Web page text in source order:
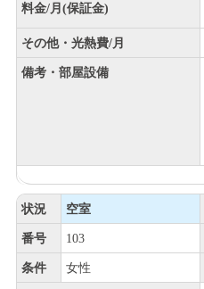
料金/月(保証金)
その他・光熱費/月
備考・部屋設備
状況 空室
番号 103
条件 女性